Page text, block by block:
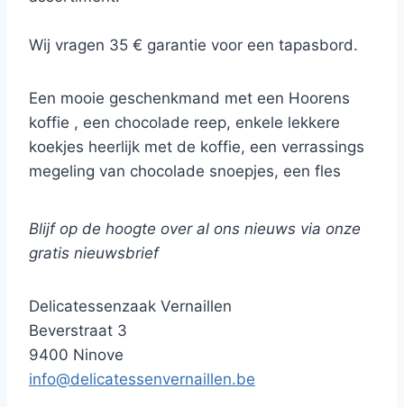
Wij vragen 35 € garantie voor een tapasbord.
Een mooie geschenkmand met een Hoorens
koffie , een chocolade reep, enkele lekkere
koekjes heerlijk met de koffie, een verrassings
megeling van chocolade snoepjes, een fles
afgewerkt met enkele echte italiaanse amaretti
koekjes. Gepresenteerd in een mooie mand.
Blijf op de hoogte over al ons nieuws via onze
gratis nieuwsbrief
Delicatessenzaak Vernaillen
Beverstraat 3
9400 Ninove
info@delicatessenvernaillen.be